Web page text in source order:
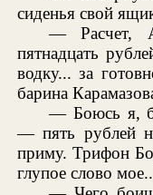
сиденья свой
— Расчет,
пятнадцать
водку... за
барина
— Боюсь я,
— пять рублей
приму. Трифон
глупое слово